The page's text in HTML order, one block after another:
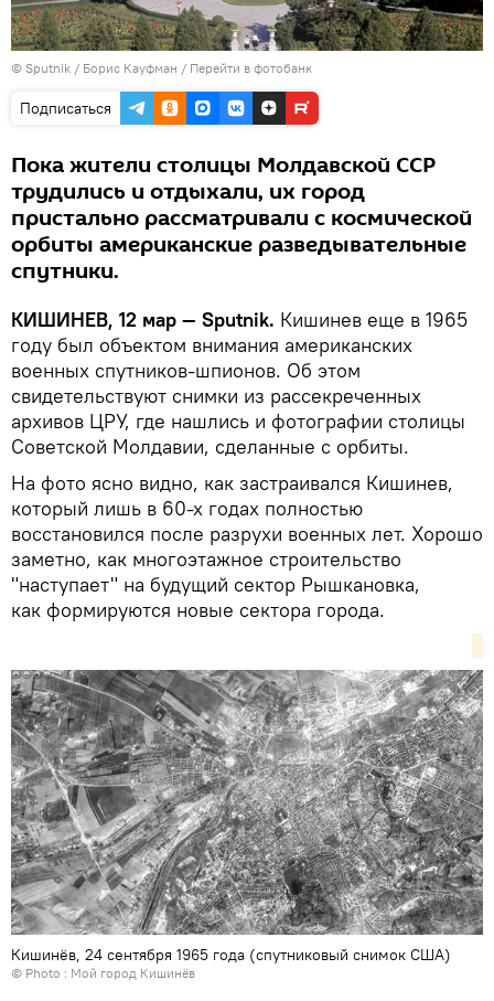
© Sputnik / Борис Кауфман / Перейти в фотобанк
Подписаться
Пока жители столицы Молдавской ССР
трудились и отдыхали, их город
пристально рассматривали с космической
орбиты американские разведывательные
спутники.
КИШИНЕВ, 12 мар — Sputnik. Кишинев еще в 1965
году был объектом внимания американских
военных спутников-шпионов. Об этом
свидетельствуют снимки из рассекреченных
архивов ЦРУ, где нашлись и фотографии столицы
Советской Молдавии, сделанные с орбиты.
На фото ясно видно, как застраивался Кишинев,
который лишь в 60-х годах полностью
восстановился после разрухи военных лет. Хорошо
заметно, как многоэтажное строительство
"наступает" на будущий сектор Рышкановка,
как формируются новые сектора города.
Кишинёв, 24 сентября 1965 года (спутниковый снимок США)
© Photo : Мой город Кишинёв